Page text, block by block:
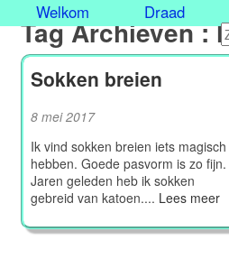
Welkom Draad
Tag Archieven :
Sokken breien
8 mei 2017
Ik vind sokken breien iets magisch
hebben. Goede pasvorm is zo fijn.
Jaren geleden heb ik sokken
gebreid van katoen.... Lees meer